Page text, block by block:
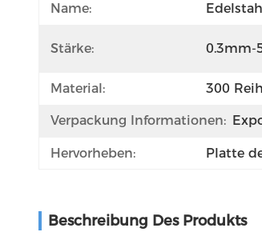
Name:
Stärke: 0.3mm-
Material: 300
Verpackung Informationen:
Hervorheben: Platte
Beschreibung Des Produkts